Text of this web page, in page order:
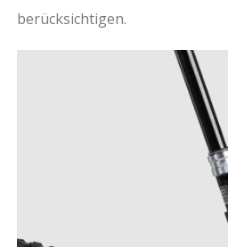
berücksichtigen.